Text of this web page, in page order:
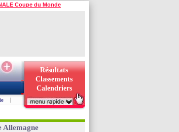
Coupe du Monde
Résultats
Classements
Calendriers
|
Allemagne